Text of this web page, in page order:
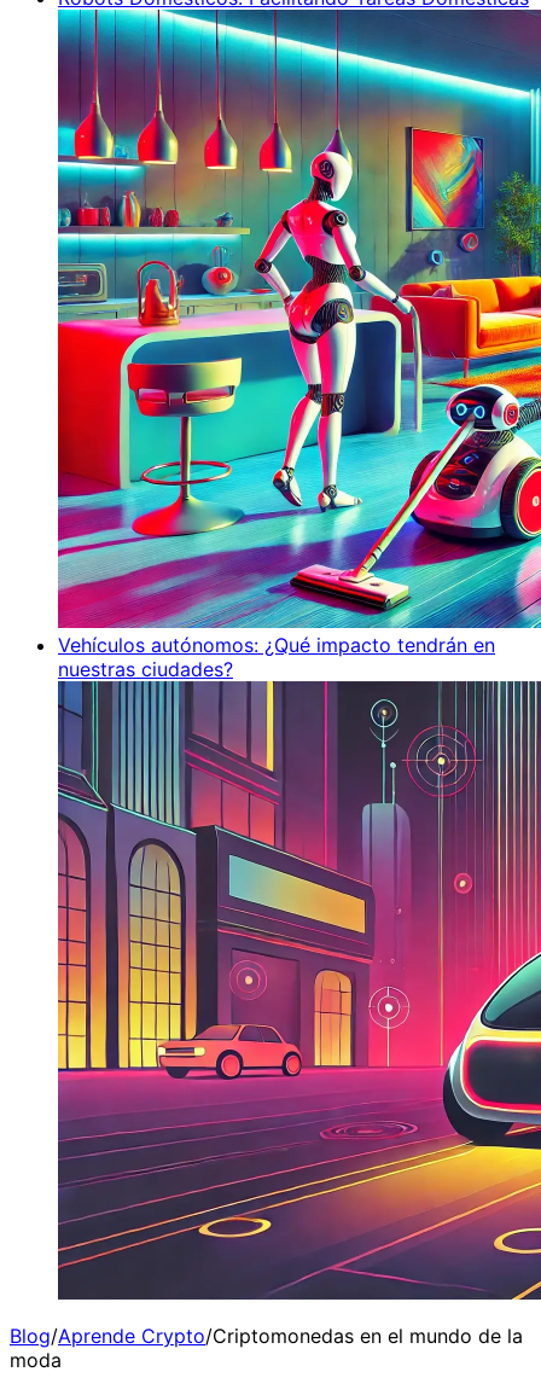
Vehículos autónomos: ¿Qué impacto tendrán en
nuestras ciudades?
Blog/Aprende Crypto/Criptomonedas en el mundo de la
moda